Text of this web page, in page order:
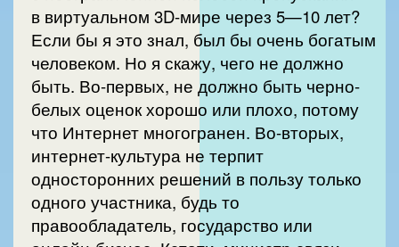
в виртуальном 3D-мире через 5—10 лет?
Если бы я это знал, был бы очень богатым
человеком. Но я скажу, чего не должно
быть. Во-первых, не должно быть черно-
белых оценок хорошо или плохо, потому
что Интернет многогранен. Во-вторых,
интернет-культура не терпит
односторонних решений в пользу только
одного участника, будь то
правообладатель, государство или